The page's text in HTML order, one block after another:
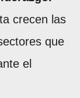
crecen las
que
el